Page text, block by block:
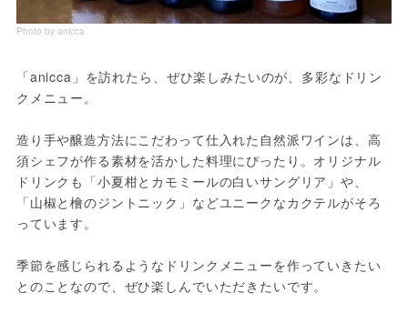
Photo by anicca
「anicca」を訪れたら、ぜひ楽しみたいのが、多彩なドリン
クメニュー。
造り手や醸造方法にこだわって仕入れた自然派ワインは、高
須シェフが作る素材を活かした料理にぴったり。オリジナル
ドリンクも「小夏柑とカモミールの白いサングリア」や、
「山椒と檜のジントニック」などユニークなカクテルがそろ
っています。
季節を感じられるようなドリンクメニューを作っていきたい
とのことなので、ぜひ楽しんでいただきたいです。